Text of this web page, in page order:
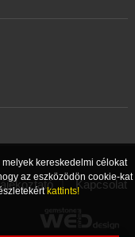
| Kapcsolat
kereskedelmi célokat
az eszközödön cookie-kat
kattints!